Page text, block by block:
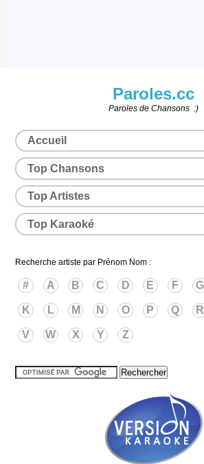
Paroles.cc
Paroles de Chansons :)
Accueil
Top Chansons
Top Artistes
Top Karaoké
Recherche artiste par Prénom Nom :
# A B C D E F G
K L M N O P Q R
V W X Y Z